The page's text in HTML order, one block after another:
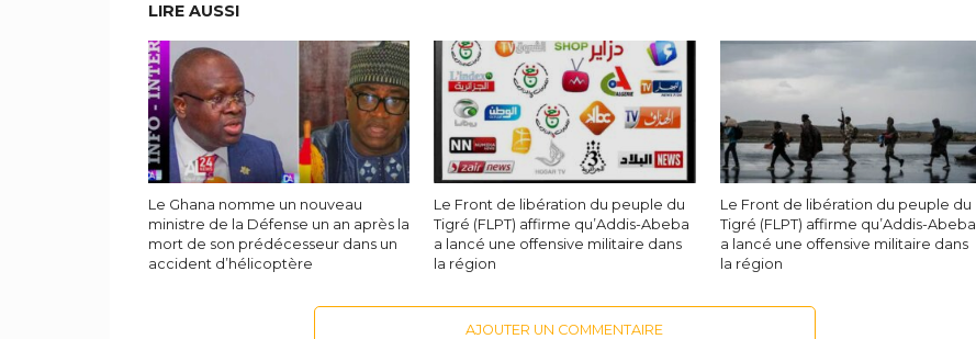
LIRE AUSSI
Le Ghana nomme un nouveau
ministre de la Défense un an après la
mort de son prédécesseur dans un
accident d’hélicoptère
Le Front de libération du peuple du
Tigré (FLPT) affirme qu’Addis-Abeba
a lancé une offensive militaire dans
la région
Le Front de libération du peuple du
Tigré (FLPT) affirme qu’Addis-Abeba
a lancé une offensive militaire dans
la région
AJOUTER UN COMMENTAIRE